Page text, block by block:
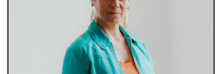
Rencontre avec Marietta Medjid, fondatrice de
l’application Mappiness